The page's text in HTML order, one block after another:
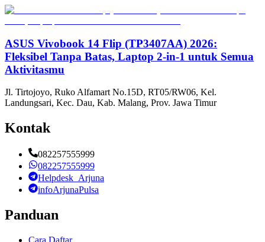
ASUS Vivobook 14 Flip (TP3407AA) 2026:
Fleksibel Tanpa Batas, Laptop 2-in-1 untuk Semua
Aktivitasmu
Jl. Tirtojoyo, Ruko Alfamart No.15D, RT05/RW06, Kel.
Landungsari, Kec. Dau, Kab. Malang, Prov. Jawa Timur
Kontak
082257555999
082257555999
Helpdesk_Arjuna
infoArjunaPulsa
Panduan
Cara Daftar